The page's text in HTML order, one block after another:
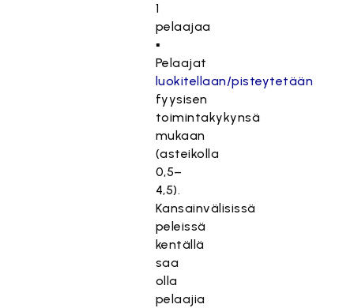
1
pelaajaa
▪
Pelaajat
luokitellaan/pisteytetään
fyysisen
toimintakykynsä
mukaan
(asteikolla
0,5–
4,5).
Kansainvälisissä
peleissä
kentällä
saa
olla
pelaajia